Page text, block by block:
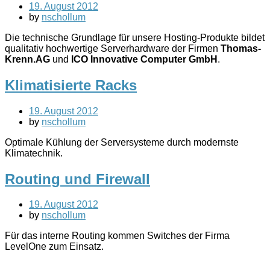
19. August 2012
by nschollum
Die technische Grundlage für unsere Hosting-Produkte bildet
qualitativ hochwertige Serverhardware der Firmen Thomas-
Krenn.AG und ICO Innovative Computer GmbH .
Klimatisierte Racks
19. August 2012
by nschollum
Optimale Kühlung der Serversysteme durch modernste
Klimatechnik.
Routing und Firewall
19. August 2012
by nschollum
Für das interne Routing kommen Switches der Firma
LevelOne zum Einsatz.